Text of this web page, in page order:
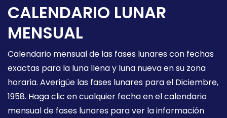
CALENDARIO LUNAR
MENSUAL
Calendario mensual de las fases lunares con fechas
exactas para la luna llena y luna nueva en su zona
horaria. Averigüe las fases lunares para el Diciembre,
1958. Haga clic en cualquier fecha en el calendario
mensual de fases lunares para ver la información